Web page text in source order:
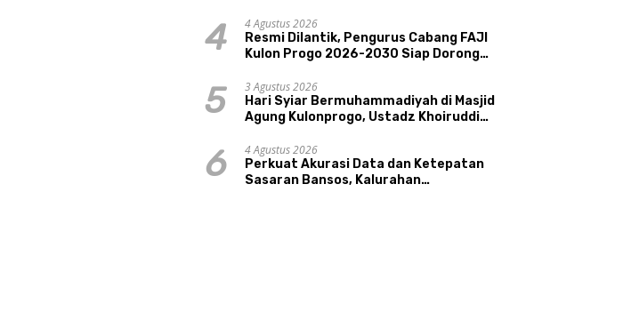
Tourism Sungai Progo
4
4 Agustus 2026
Resmi Dilantik, Pengurus Cabang FAJI
Kulon Progo 2026-2030 Siap Dorong
Sungai Progo
5
3 Agustus 2026
Hari Syiar Bermuhammadiyah di Masjid
Agung Kulonprogo, Ustadz Khoiruddin
Sakinah Adalah Agama
6
4 Agustus 2026
Perkuat Akurasi Data dan Ketepatan
Sasaran Bansos, Kalurahan